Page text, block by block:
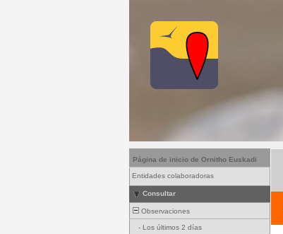
Página de inicio de Ornitho Euskadi
Entidades colaboradoras
Consultar
Observaciones
- Los últimos 2 días